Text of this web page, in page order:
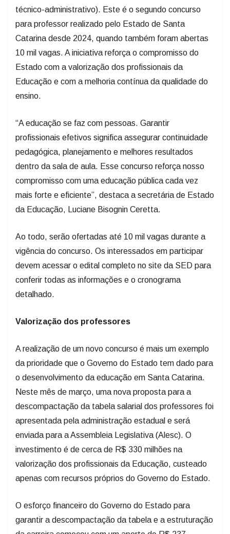
técnico-administrativo). Este é o segundo concurso
para professor realizado pelo Estado de Santa
Catarina desde 2024, quando também foram abertas
10 mil vagas. A iniciativa reforça o compromisso do
Estado com a valorização dos profissionais da
Educação e com a melhoria contínua da qualidade do
ensino.
“A educação se faz com pessoas. Garantir
profissionais efetivos significa assegurar continuidade
pedagógica, planejamento e melhores resultados
dentro da sala de aula. Esse concurso reforça nosso
compromisso com uma educação pública cada vez
mais forte e eficiente”, destaca a secretária de Estado
da Educação, Luciane Bisognin Ceretta.
Ao todo, serão ofertadas até 10 mil vagas durante a
vigência do concurso. Os interessados em participar
devem acessar o edital completo no site da SED para
conferir todas as informações e o cronograma
detalhado.
Valorização dos professores
A realização de um novo concurso é mais um exemplo
da prioridade que o Governo do Estado tem dado para
o desenvolvimento da educação em Santa Catarina.
Neste mês de março, uma nova proposta para a
descompactação da tabela salarial dos professores foi
apresentada pela administração estadual e será
enviada para a Assembleia Legislativa (Alesc). O
investimento é de cerca de R$ 330 milhões na
valorização dos profissionais da Educação, custeado
apenas com recursos próprios do Governo do Estado.
O esforço financeiro do Governo do Estado para
garantir a descompactação da tabela e a estruturação